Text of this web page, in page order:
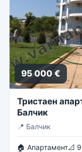
95 000 €
Тристаен
Балчик
📍 Балчик
🏠 Апартамент📐